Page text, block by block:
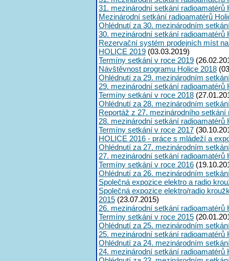
31. mezinárodní setkání radioamatérů
Mezinárodní setkání radioamatérů
Ohlédnutí za 30. mezinárodním
30. mezinárodní setkání radioamatérů
Rezervační systém prodejních míst
HOLICE 2019 (03.03.2019)
Termíny setkání v roce 2019
Návštěvnost programu Holice 2018
Ohlédnutí za 29. mezinárodním
29. mezinárodní setkání radioamatérů
Termíny setkání v roce 2018
Ohlédnutí za 28. mezinárodním
Reportáž z 27. mezinárodního setkání
28. mezinárodní setkání radioamatérů
Termíny setkání v roce 2017
HOLICE 2016 - práce s mládeží a
Ohlédnutí za 27. mezinárodním
27. mezinárodní setkání radioamatérů
Termíny setkání v roce 2016
Ohlédnutí za 26. mezinárodním
Společná expozice elektro a radio
Společná expozice elektro/radio
2015 (23.07.2015)
26. mezinárodní setkání radioamatérů
Termíny setkání v roce 2015
Ohlédnutí za 25. mezinárodním
25. mezinárodní setkání radioamatérů
Ohlédnutí za 24. mezinárodním
24. mezinárodní setkání radioamatérů